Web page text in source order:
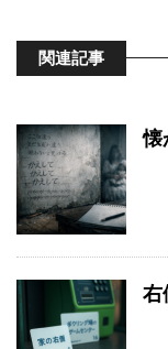
関連記事
懐
右